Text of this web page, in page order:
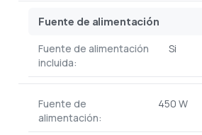
Fuente de alimentación
Fuente de alimentación
incluida:
Si
Fuente de
alimentación:
450 W